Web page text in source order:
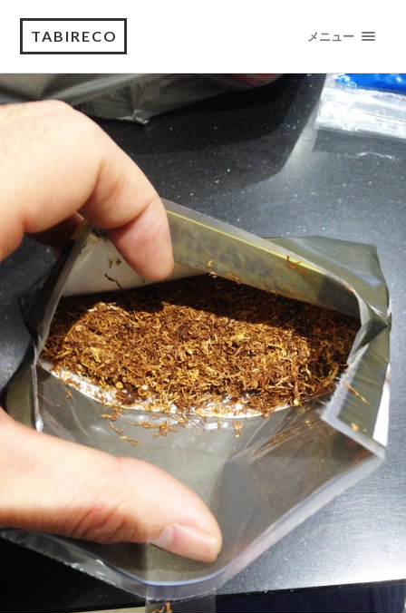
TABIRECO メニュー